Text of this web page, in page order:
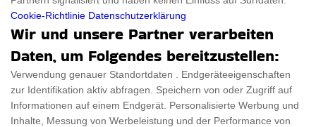
Ein Produkt einreichen
Kontakt
Ein Produkt einreichen
Geschenkeführer
Cyber Monday
Datenschutz­erklärung
Datenschutz­erklärung
Impressum
Cookies
Cookie-Richtlinie Datenschutzerklärung
Wir und unsere Partner verarbeiten
Daten, um Folgendes bereitzustellen:
Verwendung genauer Standortdaten . Endgeräteeigenschaften
zur Identifikation aktiv abfragen. Speichern von oder Zugriff auf
Informationen auf einem Endgerät. Personalisierte Werbung und
Inhalte, Messung von Werbeleistung und der Performance von